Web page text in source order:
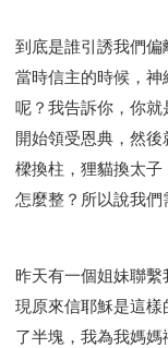
Y136課程 - 如何學習
研習會01 - 如何讀
研習會01 - 得勝教
研習會02 - 醫治釋放
研習會02 - 得著命
研習會02 - 得勝教
到底是誰引誘我們
當時信主的時候，
呢？我告訴你，你
開始領受恩典，然
樑換柱，狸貓換太
怎麼整？所以說我們
昨天有一個姐妹聯
現原來信耶穌是這
了半塊，我為我媽